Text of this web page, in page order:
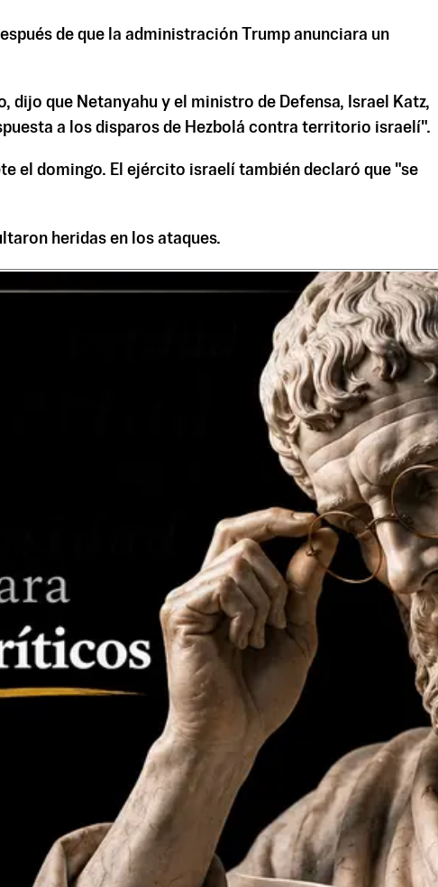
de que la administración Trump anunciara un
que Netanyahu y el ministro de Defensa, Israel Katz,
a los disparos de Hezbolá contra territorio israelí".
el domingo. El ejército israelí también declaró que "se
heridas en los ataques.